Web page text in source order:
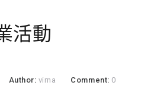
活動
Author: virna Comment: 0